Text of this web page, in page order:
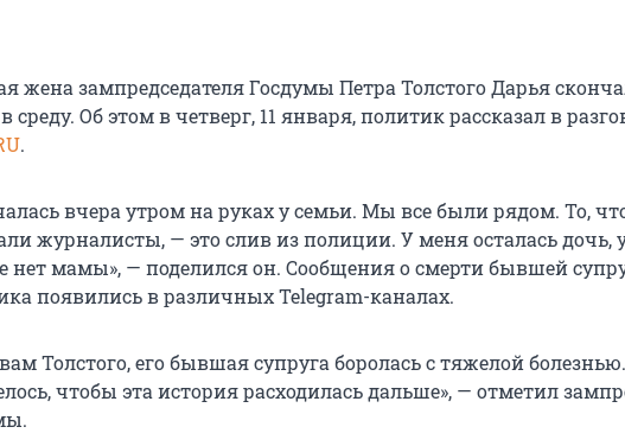
жена зампредседателя Госдумы Петра Толстого Дарья
среду. Об этом в четверг, 11 января, политик рассказал в
.
вчера утром на руках у семьи. Мы все были рядом. То,
журналисты, — это слив из полиции. У меня осталась дочь,
нет мамы», — поделился он. Cообщения о смерти бывшей
появились в различных Telegram-каналах.
Толстого, его бывшая супруга боролась с тяжелой
чтобы эта история расходилась дальше», — отметил